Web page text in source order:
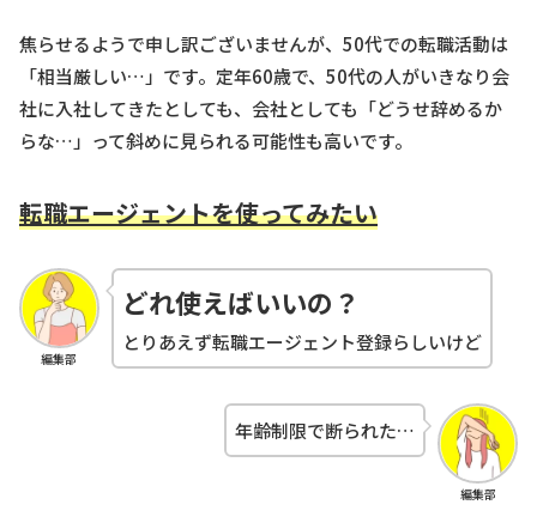
焦らせるようで申し訳ございませんが、50代での転職活動は
「相当厳しい…」です。定年60歳で、50代の人がいきなり会
社に入社してきたとしても、会社としても「どうせ辞めるか
らな…」って斜めに見られる可能性も高いです。
転職エージェントを使ってみたい
編集部
どれ使えばいいの？
とりあえず転職エージェント登録らしいけど
編集部
年齢制限で断られた…